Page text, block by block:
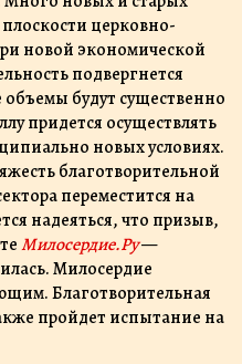
церковно-
новой экономической
подвергнется
будут существенно
придется осуществлять
новых условиях.
благотворительной
переместится на
надеяться, что призыв,
Милосердие.Ру—
Милосердие
Благотворительная
пройдет испытание на